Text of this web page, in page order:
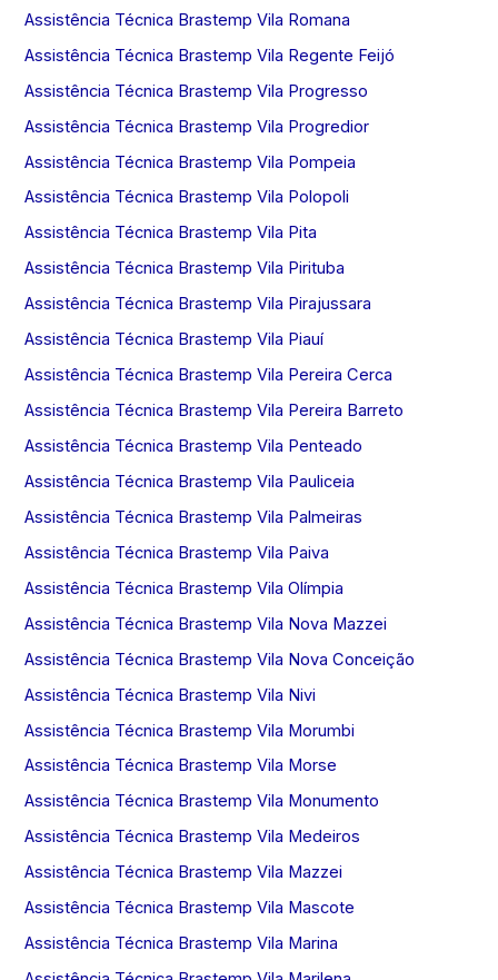
Assistência Técnica Brastemp Vila Romana
Assistência Técnica Brastemp Vila Regente Feijó
Assistência Técnica Brastemp Vila Progresso
Assistência Técnica Brastemp Vila Progredior
Assistência Técnica Brastemp Vila Pompeia
Assistência Técnica Brastemp Vila Polopoli
Assistência Técnica Brastemp Vila Pita
Assistência Técnica Brastemp Vila Pirituba
Assistência Técnica Brastemp Vila Pirajussara
Assistência Técnica Brastemp Vila Piauí
Assistência Técnica Brastemp Vila Pereira Cerca
Assistência Técnica Brastemp Vila Pereira Barreto
Assistência Técnica Brastemp Vila Penteado
Assistência Técnica Brastemp Vila Pauliceia
Assistência Técnica Brastemp Vila Palmeiras
Assistência Técnica Brastemp Vila Paiva
Assistência Técnica Brastemp Vila Olímpia
Assistência Técnica Brastemp Vila Nova Mazzei
Assistência Técnica Brastemp Vila Nova Conceição
Assistência Técnica Brastemp Vila Nivi
Assistência Técnica Brastemp Vila Morumbi
Assistência Técnica Brastemp Vila Morse
Assistência Técnica Brastemp Vila Monumento
Assistência Técnica Brastemp Vila Medeiros
Assistência Técnica Brastemp Vila Mazzei
Assistência Técnica Brastemp Vila Mascote
Assistência Técnica Brastemp Vila Marina